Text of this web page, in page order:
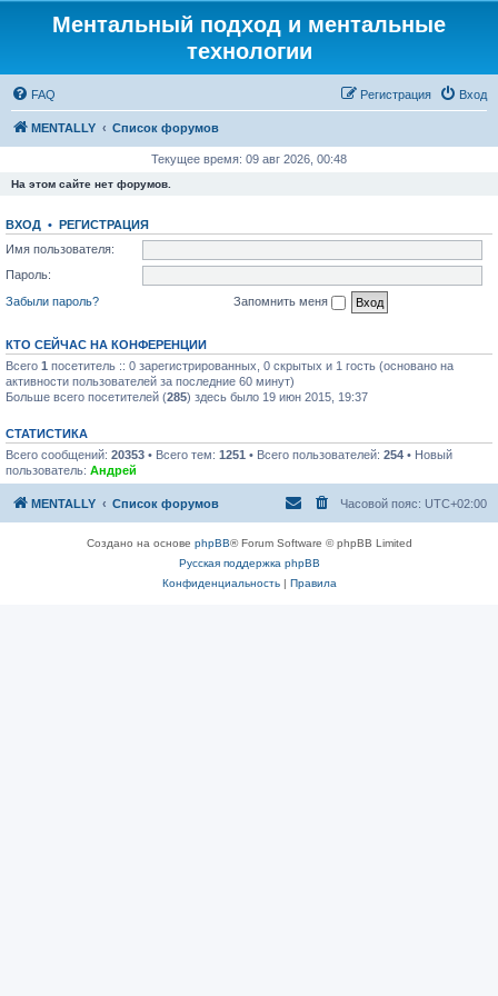
Ментальный подход и ментальные
технологии
FAQ Вход
Регистрация
MENTALLY Список форумов
Текущее время: 09 авг 2026, 00:48
На этом сайте нет форумов.
ВХОД • РЕГИСТРАЦИЯ
Имя пользователя:
Пароль:
Забыли пароль?
Запомнить меня
КТО СЕЙЧАС НА КОНФЕРЕНЦИИ
Всего 1 посетитель :: 0 зарегистрированных, 0 скрытых и 1 гость (основано на
активности пользователей за последние 60 минут)
Больше всего посетителей (285) здесь было 19 июн 2015, 19:37
СТАТИСТИКА
Всего сообщений: 20353 • Всего тем: 1251 • Всего пользователей: 254 • Новый
пользователь: Андрей
MENTALLY Список форумов Часовой пояс: UTC+02:00
Создано на основе phpBB® Forum Software © phpBB Limited
Русская поддержка phpBB
Конфиденциальность| Правила